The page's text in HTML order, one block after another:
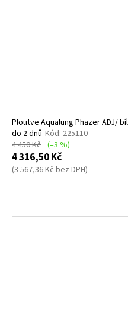
Ploutve Aqualung Phazer ADJ/
do 2 dnů Kód: 225110
4 450 Kč (–3 %)
4 316,50 Kč
(3 567,36 Kč bez DPH)